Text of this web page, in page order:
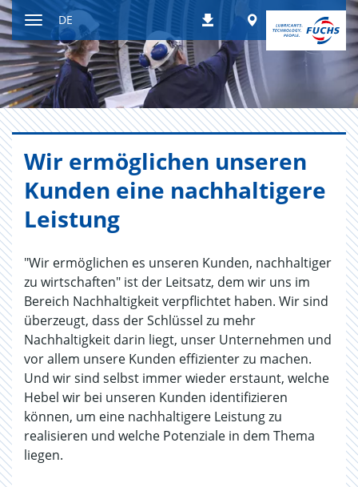
Zum
Inhalt Navigation
ein-
bzw.
ausblenden
DownloadsWorldwide
DE
Wir er­mög­li­chen un­se­ren
Kun­den eine nach­hal­ti­ge­re
Leis­tung
"Wir ermöglichen es unseren Kunden, nachhaltiger
zu wirtschaften" ist der Leitsatz, dem wir uns im
Bereich Nachhaltigkeit verpflichtet haben. Wir sind
überzeugt, dass der Schlüssel zu mehr
Nachhaltigkeit darin liegt, unser Unternehmen und
vor allem unsere Kunden effizienter zu machen.
Und wir sind selbst immer wieder erstaunt, welche
Hebel wir bei unseren Kunden identifizieren
können, um eine nachhaltigere Leistung zu
realisieren und welche Potenziale in dem Thema
liegen.